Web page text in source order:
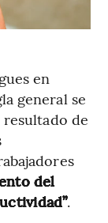
en
general se
resultado de
del
.